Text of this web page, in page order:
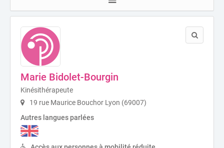
Marie Bidolet-Bourgin
Kinésithérapeute
19 rue Maurice Bouchor Lyon (69007)
Autres langues parlées